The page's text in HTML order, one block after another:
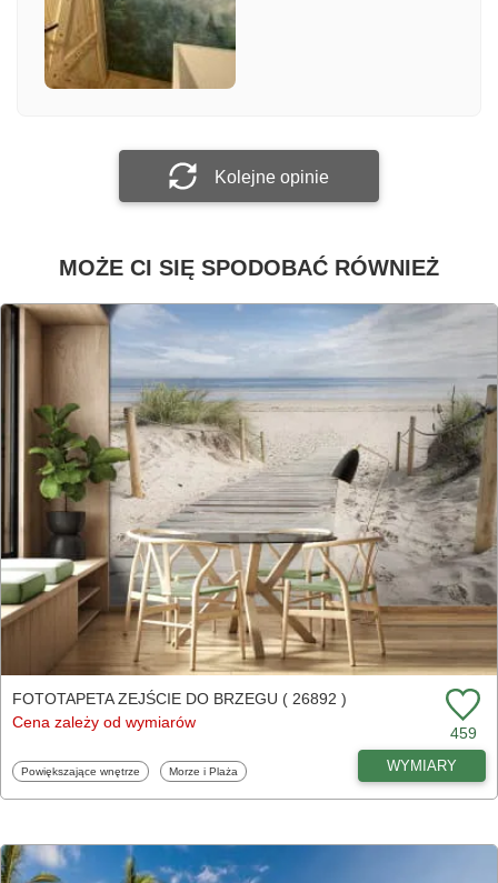
Załącz zdjęcie
Kolejne opinie
MOŻE CI SIĘ SPODOBAĆ RÓWNIEŻ
FOTOTAPETA ZEJŚCIE DO BRZEGU ( 26892 )
Cena zależy od wymiarów
459
Fototapety
Powiększające wnętrze Fototapety
Morze i Plaża WYMIARY